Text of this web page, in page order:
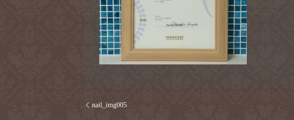
nail_img005